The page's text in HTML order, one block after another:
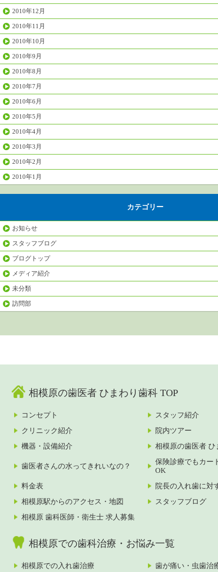
2010年12月
2010年11月
2010年10月
2010年9月
2010年8月
2010年7月
2010年6月
2010年5月
2010年4月
2010年3月
2010年2月
2010年1月
カテゴリー
お知らせ
スタッフブログ
ブログトップ
メディア紹介
未分類
訪問部
相模原の歯医者 ひまわり歯科 TOP
コンセプト
スタッフ紹介
クリニック紹介
院内ツアー
機器・設備紹介
相模原の歯医者 ひ
歯医者さんの水ってきれいなの？
保険診療でもカー
OK
料金表
院長の入れ歯に対
相模原駅からのアクセス・地図
スタッフブログ
相模原 歯科医師・衛生士 求人募集
相模原での歯科治療・お悩み一覧
相模原での入れ歯治療 歯が痛い・虫歯治